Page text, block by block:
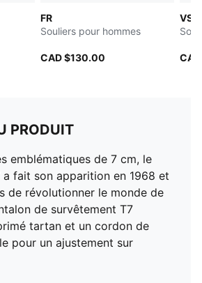
FR
Souliers pour hommes
CAD $130.00
VS-
PRODUIT
emblématiques de 7 cm, le
a fait son apparition en 1968 et
de révolutionner le monde de
de survêtement T7
tartan et un cordon de
pour un ajustement sur